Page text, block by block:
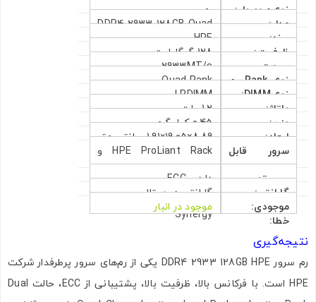
نوع محصول:
رم سرور
مدل:
DDR4-2933 128GB Quad
Rank
برند:
HPE
ظرفیت:
128 گیگابایت
سرعت
DIMM:
2933MT/s
نوع Rank رم
DIMM:
Quad Rank
نوع DIMM:
LRDIMM
ولتاژ:
1.2 ولت
وزن:
0.45 کیلوگرم
ابعاد:
8.89×19.05×1.91 سانتی متر
سرور قابل
پشتیبانی:
HPE ProLiant Rack و
سرور برج یا تاور و
سرورهای بلید سیستم و
Synergy
سیستم
خطا:
دارد – ECC
گارانتی:
گارانتی دیجیتال
موجودی:
موجود در انبار
نتیجه‌گیری
رم سرور DDR4 2933 128GB HPE یکی از رم‌های سرور پرطرفدار شرکت
HPE است. با فرکانس بالا، ظرفیت بالا، پشتیبانی از ECC، حالت Dual